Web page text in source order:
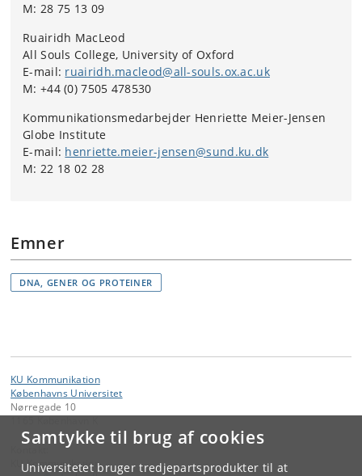
Samtykke til brug af cookies
Universitetet bruger tredjepartsprodukter til at
M: 28 75 13 09
Ruairidh MacLeod
All Souls College, University of Oxford
E-mail: ruairidh.macleod@all-souls.ox.ac.uk
M: +44 (0) 7505 478530
Kommunikationsmedarbejder Henriette Meier-Jensen
Globe Institute
E-mail: henriette.meier-jensen@sund.ku.dk
M: 22 18 02 28
Emner
DNA, GENER OG PROTEINER
KU Kommunikation
Københavns Universitet
Nørregade 10
KU Kommunikation